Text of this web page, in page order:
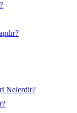
Nelerdir?